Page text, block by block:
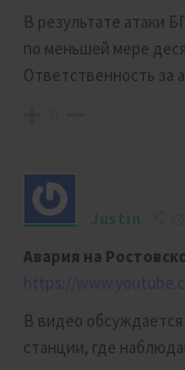
В результате атаки
по меньшей мере
Ответственность за
Justin
Авария на
https://
В видео
станции, где